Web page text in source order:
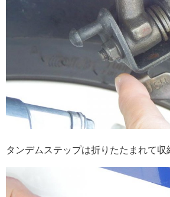
タンデムステップは折りたたまれて収